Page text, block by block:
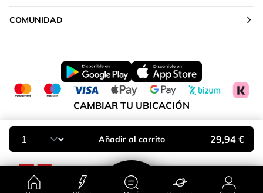
Añadir al carrito 29,94 €
COMUNIDAD
CAMBIAR TU UBICACIÓN
Península y Baleares